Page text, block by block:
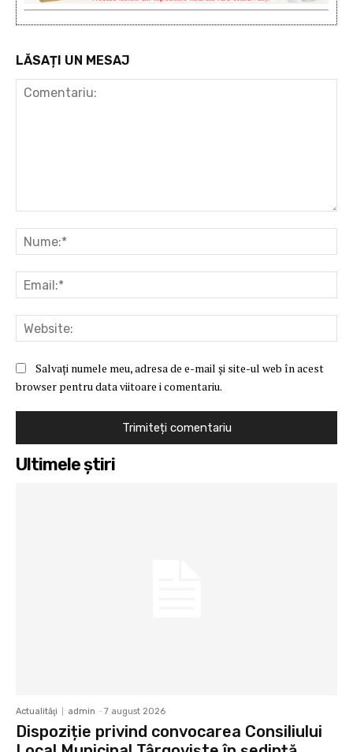
LĂSAȚI UN MESAJ
Salvați numele meu, adresa de e-mail și site-ul web în acest
browser pentru data viitoare i comentariu.
Ultimele ştiri
Actualităţi admin - 7 august 2026
Dispoziție privind convocarea Consiliului